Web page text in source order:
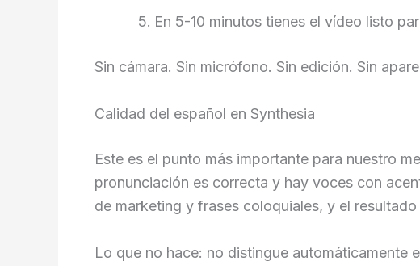
En 5-10 minutos tienes el vídeo listo
Sin cámara. Sin micrófono. Sin edición. Sin
Calidad del español en Synthesia
Este es el punto más importante para nuestro
pronunciación es correcta y hay voces con
de marketing y frases coloquiales, y el
Lo que no hace: no distingue automáticamente